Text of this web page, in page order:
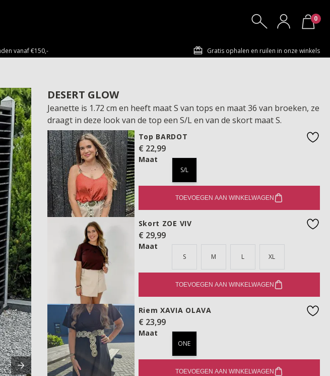
0
vanaf €150,- Gratis ophalen en ruilen in onze winkels
DESERT GLOW
Jeanette is 1.72 cm en heeft maat S van tops en maat 36 van broeken, ze
draagt in deze look van de top een S/L en van de skort maat S.
Top BARDOT
€ 22,99
Maat
S/L
TOEVOEGEN AAN WINKELWAGEN
Skort ZOE VIV
€ 29,99
Maat
S M L XL
TOEVOEGEN AAN WINKELWAGEN
Riem XAVIA OLAVA
€ 23,99
Maat
ONE
TOEVOEGEN AAN WINKELWAGEN